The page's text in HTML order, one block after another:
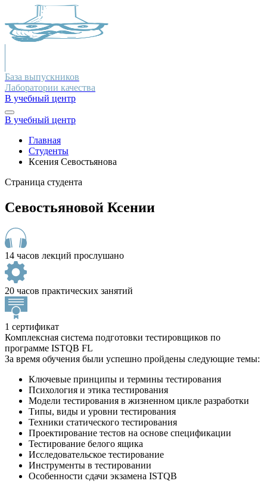
База выпускников
Лаборатории качества
В учебный центр
В учебный центр
Главная
Студенты
Ксения Севостьянова
Страница студента
Севостьяновой Ксении
14 часов лекций прослушано
20 часов практических занятий
1 сертификат
Комплексная система подготовки тестировщиков по
программе ISTQB FL
За время обучения были успешно пройдены следующие темы:
Ключевые принципы и термины тестирования
Психология и этика тестирования
Модели тестирования в жизненном цикле разработки
Типы, виды и уровни тестирования
Техники статического тестирования
Проектирование тестов на основе спецификации
Тестирование белого ящика
Исследовательское тестирование
Инструменты в тестировании
Особенности сдачи экзамена ISTQB